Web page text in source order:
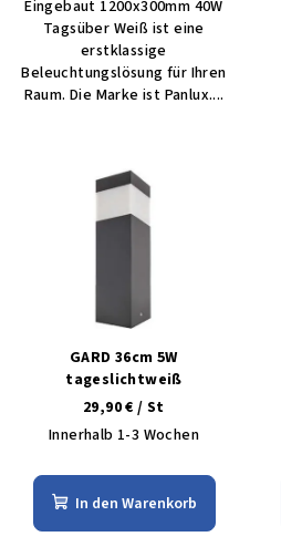
Eingebaut 1200x300mm 40W
Tagsüber Weiß ist eine
erstklassige
Beleuchtungslösung für Ihren
Raum. Die Marke ist Panlux....
GARD 36cm 5W
tageslichtweiß
29,90 €/ St
Innerhalb 1-3 Wochen
In den Warenkorb